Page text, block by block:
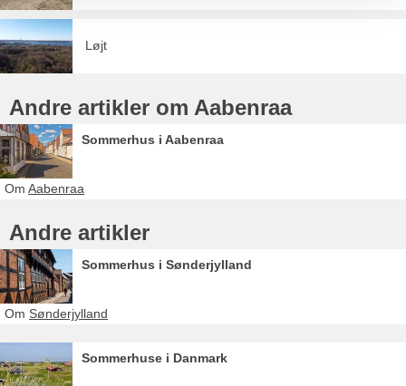
Løjt
Andre artikler om Aabenraa
Sommerhus i Aabenraa
Om Aabenraa
Andre artikler
Sommerhus i Sønderjylland
Om Sønderjylland
Sommerhuse i Danmark